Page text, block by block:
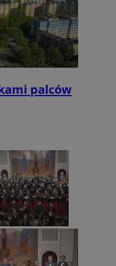
palców
YouTube
.youtube.com
CookieScript
mojetychy.pl
4 tygodnie 2